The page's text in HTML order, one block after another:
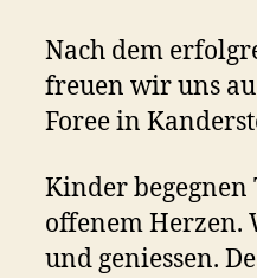
Nach dem
freuen wir uns
Foree in
Kinder
offenem Herzen.
und geniessen.